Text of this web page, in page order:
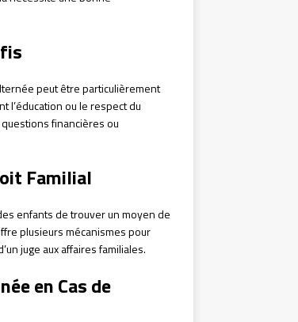
peut être particulièrement
l’éducation ou le respect du
financières ou
Familial
enfants de trouver un moyen de
plusieurs mécanismes pour
juge aux affaires familiales.
en Cas de